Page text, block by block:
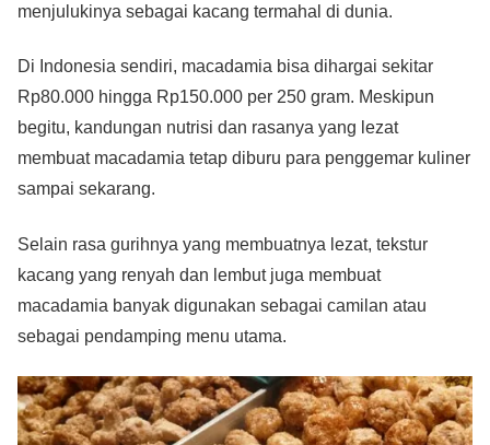
menjulukinya sebagai kacang termahal di dunia.
Di Indonesia sendiri, macadamia bisa dihargai sekitar
Rp80.000 hingga Rp150.000 per 250 gram. Meskipun
begitu, kandungan nutrisi dan rasanya yang lezat
membuat macadamia tetap diburu para penggemar kuliner
sampai sekarang.
Selain rasa gurihnya yang membuatnya lezat, tekstur
kacang yang renyah dan lembut juga membuat
macadamia banyak digunakan sebagai camilan atau
sebagai pendamping menu utama.